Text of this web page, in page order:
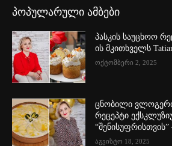
პოპულარული ამბები
პასკის საუცხოო
ის მკითხველს
ოქტომბერი 2, 2025
ცნობილი
რეცეპტი
“შენისუფრისთვის”
აგვისტო 18, 2025